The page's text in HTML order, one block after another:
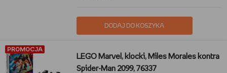
DODAJ DO KOSZYKA
PROMOCJA
LEGO Marvel, klocki, Miles Morales kontra
Spider-Man 2099, 76337